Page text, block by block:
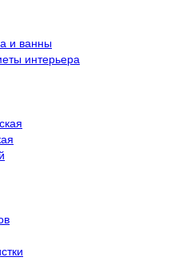
и ванны
интерьера